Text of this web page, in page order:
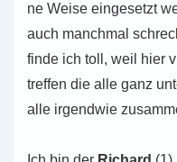
ne Weise ein­ge­setzt
auch manch­mal
finde ich toll, weil hier
tref­fen die alle ganz
alle irgend­wie